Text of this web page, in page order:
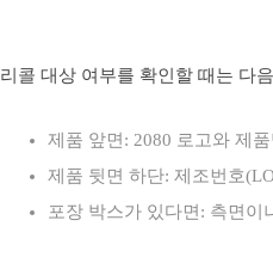
리콜 대상 여부를 확인할 때는 다
제품 앞면: 2080 로고와 제
제품 뒷면 하단: 제조번호
포장 박스가 있다면: 측면이